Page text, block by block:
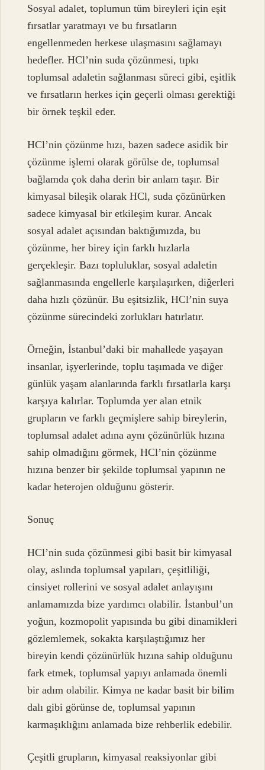
Sosyal adalet, toplumun tüm bireyleri için eşit
fırsatlar yaratmayı ve bu fırsatların
engellenmeden herkese ulaşmasını sağlamayı
hedefler. HCl’nin suda çözünmesi, tıpkı
toplumsal adaletin sağlanması süreci gibi, eşitlik
ve fırsatların herkes için geçerli olması gerektiği
bir örnek teşkil eder.
HCl’nin çözünme hızı, bazen sadece asidik bir
çözünme işlemi olarak görülse de, toplumsal
bağlamda çok daha derin bir anlam taşır. Bir
kimyasal bileşik olarak HCl, suda çözünürken
sadece kimyasal bir etkileşim kurar. Ancak
sosyal adalet açısından baktığımızda, bu
çözünme, her birey için farklı hızlarla
gerçekleşir. Bazı topluluklar, sosyal adaletin
sağlanmasında engellerle karşılaşırken, diğerleri
daha hızlı çözünür. Bu eşitsizlik, HCl’nin suya
çözünme sürecindeki zorlukları hatırlatır.
Örneğin, İstanbul’daki bir mahallede yaşayan
insanlar, işyerlerinde, toplu taşımada ve diğer
günlük yaşam alanlarında farklı fırsatlarla karşı
karşıya kalırlar. Toplumda yer alan etnik
grupların ve farklı geçmişlere sahip bireylerin,
toplumsal adalet adına aynı çözünürlük hızına
sahip olmadığını görmek, HCl’nin çözünme
hızına benzer bir şekilde toplumsal yapının ne
kadar heterojen olduğunu gösterir.
Sonuç
HCl’nin suda çözünmesi gibi basit bir kimyasal
olay, aslında toplumsal yapıları, çeşitliliği,
cinsiyet rollerini ve sosyal adalet anlayışını
anlamamızda bize yardımcı olabilir. İstanbul’un
yoğun, kozmopolit yapısında bu gibi dinamikleri
gözlemlemek, sokakta karşılaştığımız her
bireyin kendi çözünürlük hızına sahip olduğunu
fark etmek, toplumsal yapıyı anlamada önemli
bir adım olabilir. Kimya ne kadar basit bir bilim
dalı gibi görünse de, toplumsal yapının
karmaşıklığını anlamada bize rehberlik edebilir.
Çeşitli grupların, kimyasal reaksiyonlar gibi